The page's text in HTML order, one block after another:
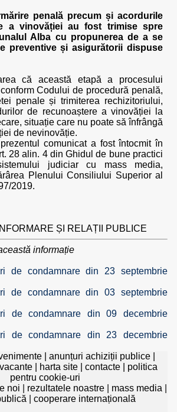
penală precum și acordurile
a vinovăției au fost trimise spre
Alba cu propunerea de a se
preventive și asigurătorii dispuse
că această etapă a procesului
Codului de procedură penală,
penale și trimiterea rechizitoriului,
de recunoaștere a vinovăției la
situație care nu poate să înfrângă
de nevinovăție.
comunicat a fost întocmit în
28 alin. 4 din Ghidul de bune practici
judiciar cu mass media,
Plenului Consiliului Superior al
2019.
ȘI RELAȚII PUBLICE
informație
de condamnare din 23 septembrie
de condamnare din 03 septembrie
de condamnare din 09 decembrie
de condamnare din 23 decembrie
anunțuri achiziții publice
harta site contacte
politica
pentru cookie-uri
noi rezultatele noastre| mass media
cooperare internațională